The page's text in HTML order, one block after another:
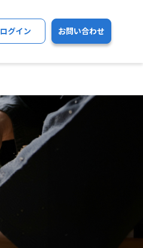
ログイン お問い合わせ